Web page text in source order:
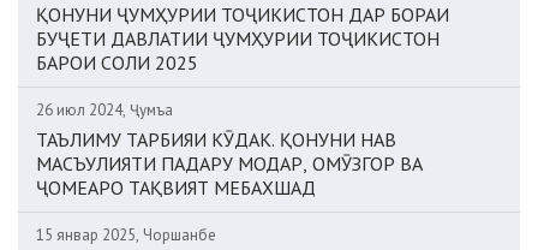
ҚОНУНИ ҶУМҲУРИИ ТОҶИКИСТОН ДАР БОРАИ
БУҶЕТИ ДАВЛАТИИ ҶУМҲУРИИ ТОҶИКИСТОН
БАРОИ СОЛИ 2025
26 июл 2024, Ҷумъа
ТАЪЛИМУ ТАРБИЯИ КӮДАК. ҚОНУНИ НАВ
МАСЪУЛИЯТИ ПАДАРУ МОДАР, ОМӮЗГОР ВА
ҶОМЕАРО ТАҚВИЯТ МЕБАХШАД
15 январ 2025, Чоршанбе